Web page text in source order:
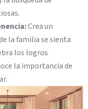
Crea un
la familia se sienta
los logros
la importancia de